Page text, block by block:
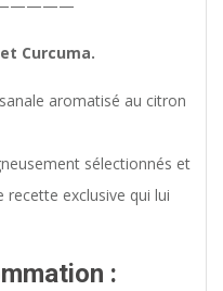
Curcuma.
aromatisé au citron
sélectionnés et
recette exclusive qui lui
: